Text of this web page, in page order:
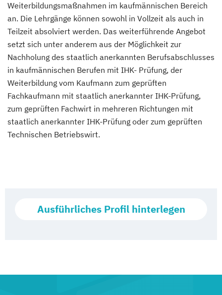
Weiterbildungsmaßnahmen im kaufmännischen Bereich
an. Die Lehrgänge können sowohl in Vollzeit als auch in
Teilzeit absolviert werden. Das weiterführende Angebot
setzt sich unter anderem aus der Möglichkeit zur
Nachholung des staatlich anerkannten Berufsabschlusses
in kaufmännischen Berufen mit IHK- Prüfung, der
Weiterbildung vom Kaufmann zum geprüften
Fachkaufmann mit staatlich anerkannter IHK-Prüfung,
zum geprüften Fachwirt in mehreren Richtungen mit
staatlich anerkannter IHK-Prüfung oder zum geprüften
Technischen Betriebswirt.
Ausführliches Profil hinterlegen